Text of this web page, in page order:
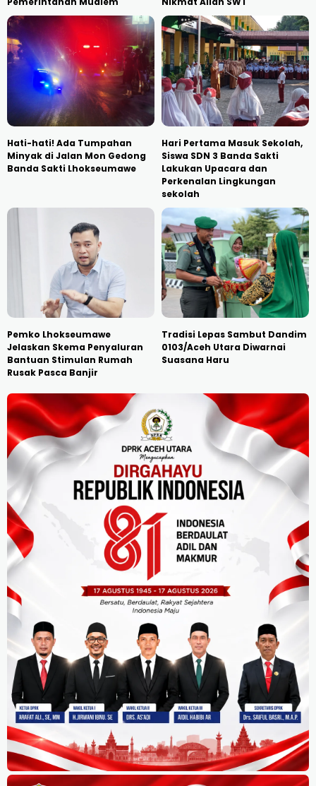
Hati-hati! Ada Tumpahan
Minyak di Jalan Mon Gedong
Banda Sakti Lhokseumawe
Hari Pertama Masuk Sekolah,
Siswa SDN 3 Banda Sakti
Lakukan Upacara dan
Perkenalan Lingkungan
sekolah
Pemko Lhokseumawe
Jelaskan Skema Penyaluran
Bantuan Stimulan Rumah
Rusak Pasca Banjir
Tradisi Lepas Sambut Dandim
0103/Aceh Utara Diwarnai
Suasana Haru